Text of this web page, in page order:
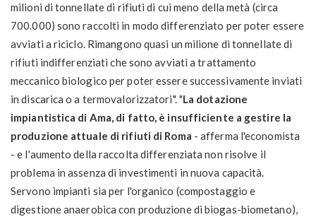
milioni di tonnellate di rifiuti di cui meno della metà (circa
700.000) sono raccolti in modo differenziato per poter essere
avviati a riciclo. Rimangono quasi un milione di tonnellate di
rifiuti indifferenziati che sono avviati a trattamento
meccanico biologico per poter essere successivamente inviati
in discarica o a termovalorizzatori". "La dotazione
impiantistica di Ama, di fatto, è insufficiente a gestire la
produzione attuale di rifiuti di Roma - afferma l'economista
- e l'aumento della raccolta differenziata non risolve il
problema in assenza di investimenti in nuova capacità.
Servono impianti sia per l'organico (compostaggio e
digestione anaerobica con produzione di biogas-biometano),